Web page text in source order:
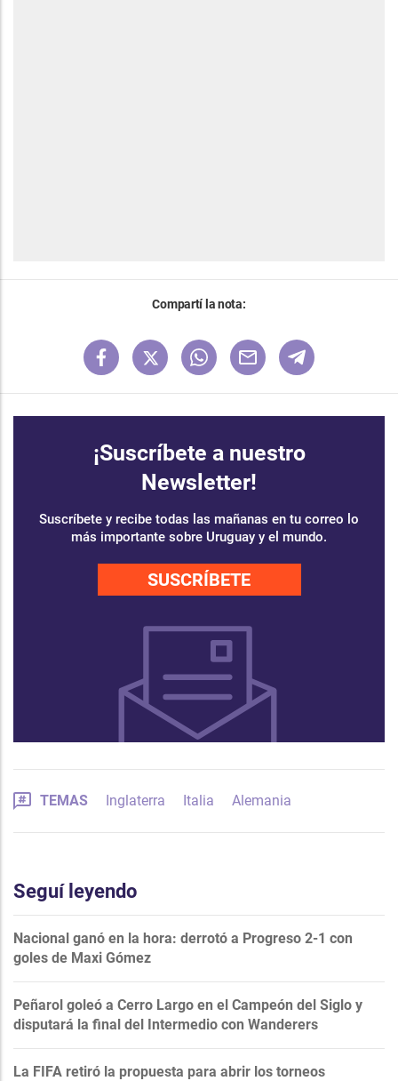
Compartí la nota:
¡Suscríbete a nuestro
Newsletter!
Suscríbete y recibe todas las mañanas en tu correo lo
más importante sobre Uruguay y el mundo.
SUSCRÍBETE
TEMAS Inglaterra Italia Alemania
Seguí leyendo
Nacional ganó en la hora: derrotó a Progreso 2-1 con
goles de Maxi Gómez
Peñarol goleó a Cerro Largo en el Campeón del Siglo y
disputará la final del Intermedio con Wanderers
La FIFA retiró la propuesta para abrir los torneos